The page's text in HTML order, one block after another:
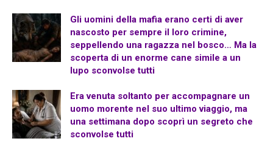
Gli uomini della mafia erano certi di aver
nascosto per sempre il loro crimine,
seppellendo una ragazza nel bosco… Ma la
scoperta di un enorme cane simile a un
lupo sconvolse tutti
Era venuta soltanto per accompagnare un
uomo morente nel suo ultimo viaggio, ma
una settimana dopo scoprì un segreto che
sconvolse tutti